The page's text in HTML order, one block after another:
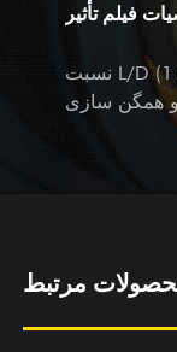
فیلم تأثیر
می گذارد؟
نسبت L/D بالاتر (به طور معمول بالاتر از 24: 1)
مرتبط